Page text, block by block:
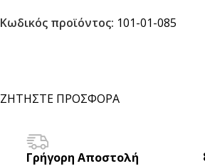
Κωδικός προϊόντος: 101-01-085
ΖΗΤΗΣΤΕ ΠΡΟΣΦΟΡΑ
Γρήγορη Αποστολή